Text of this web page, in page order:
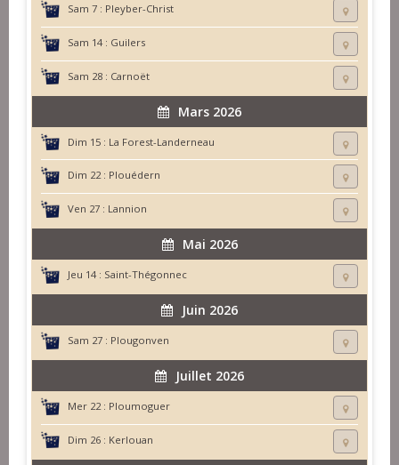
Sam 7 : Pleyber-Christ
Sam 14 : Guilers
Sam 28 : Carnoët
Mars 2026
Dim 15 : La Forest-Landerneau
Dim 22 : Plouédern
Ven 27 : Lannion
Mai 2026
Jeu 14 : Saint-Thégonnec
Juin 2026
Sam 27 : Plougonven
Juillet 2026
Mer 22 : Ploumoguer
Dim 26 : Kerlouan